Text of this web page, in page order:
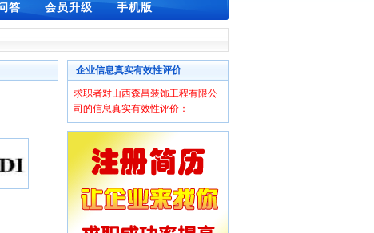
答 会员升级 手机版
企业信息真实有效性评价
求职者对山西森昌装饰工程有限公
司的信息真实有效性评价：